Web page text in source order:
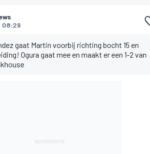
08:29
gaat Martin voorbij richting bocht 15 en
Ogura gaat mee en maakt er een 1-2 van